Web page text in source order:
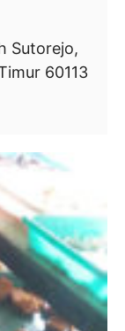
Sutorejo,
60113